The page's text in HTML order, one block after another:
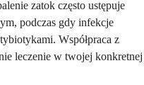
zatok często ustępuje
podczas gdy infekcje
Współpraca z
leczenie w twojej konkretnej